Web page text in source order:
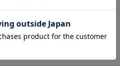
のサービスの利用に関わる一
します。
するにあたり、本規約のほ